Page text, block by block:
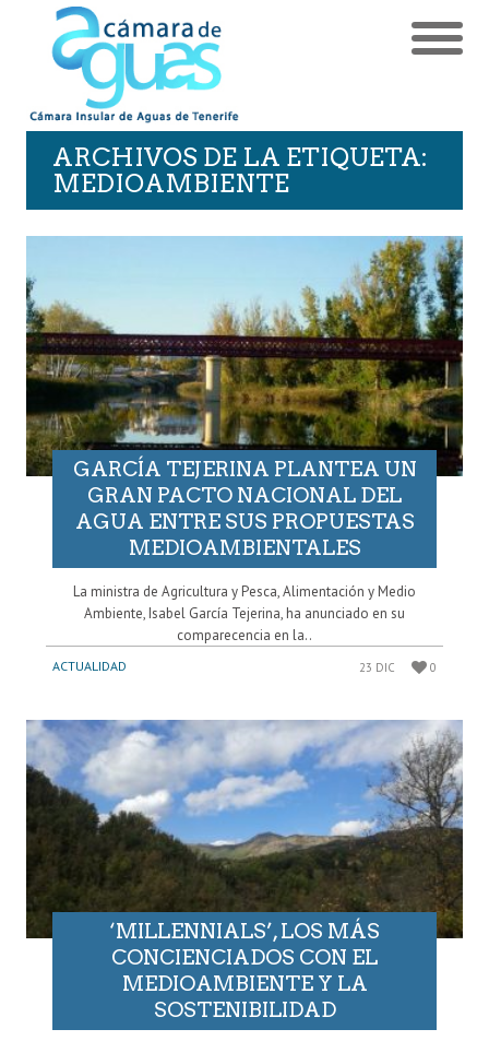
ARCHIVOS DE LA ETIQUETA:
MEDIOAMBIENTE
GARCÍA TEJERINA PLANTEA UN
GRAN PACTO NACIONAL DEL
AGUA ENTRE SUS PROPUESTAS
MEDIOAMBIENTALES
La ministra de Agricultura y Pesca, Alimentación y Medio
Ambiente, Isabel García Tejerina, ha anunciado en su
comparecencia en la..
ACTUALIDAD 23 DIC 0
‘MILLENNIALS’, LOS MÁS
CONCIENCIADOS CON EL
MEDIOAMBIENTE Y LA
SOSTENIBILIDAD